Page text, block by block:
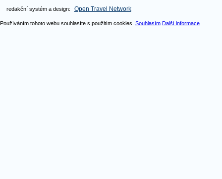
redakční systém a design: Open Travel Network
Používáním tohoto webu souhlasíte s použitím cookies. Souhlasím Další informace